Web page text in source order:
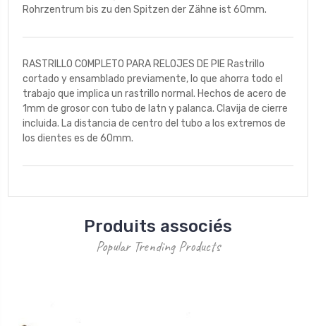
Rohrzentrum bis zu den Spitzen der Zähne ist 60mm.
RASTRILLO COMPLETO PARA RELOJES DE PIE Rastrillo
cortado y ensamblado previamente, lo que ahorra todo el
trabajo que implica un rastrillo normal. Hechos de acero de
1mm de grosor con tubo de latn y palanca. Clavija de cierre
incluida. La distancia de centro del tubo a los extremos de
los dientes es de 60mm.
Produits associés
Popular Trending Products